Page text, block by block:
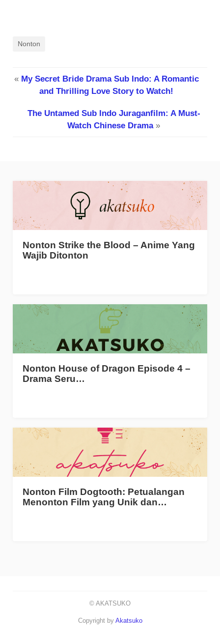
Nonton
« My Secret Bride Drama Sub Indo: A Romantic
and Thrilling Love Story to Watch!
The Untamed Sub Indo Juraganfilm: A Must-
Watch Chinese Drama»
Nonton Strike the Blood – Anime Yang
Wajib Ditonton
Nonton House of Dragon Episode 4 –
Drama Seru…
Nonton Film Dogtooth: Petualangan
Menonton Film yang Unik dan…
© AKATSUKO
Copyright by Akatsuko